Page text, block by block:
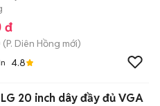
đ
(P. Diên Hồng mới)
4.8
20 inch dây đầy đủ VGA